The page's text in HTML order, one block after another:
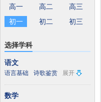
高一 高二
高三
初一
初二 初三
选择学科
语文
语言基础 诗歌鉴赏 展开
数学